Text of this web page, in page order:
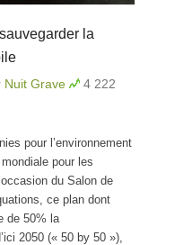
la
Nuit Grave
4 222
pour l’environnement
pour les
du Salon de
ce plan dont
de 50% la
2050 (« 50 by 50 »),